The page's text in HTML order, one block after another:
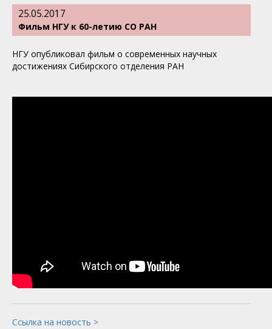
25.05.2017
Фильм НГУ к 60-летию СО РАН
НГУ опубликовал фильм о современных научных
достижениях Сибирского отделения РАН
Ссылка на новость >